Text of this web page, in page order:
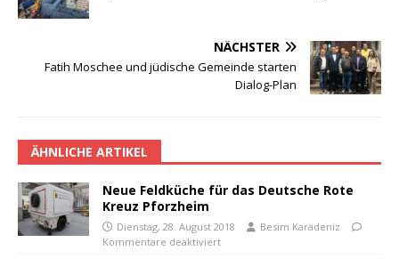
NÄCHSTER
Fatih Moschee und jüdische Gemeinde starten
Dialog-Plan
ÄHNLICHE ARTIKEL
Neue Feldküche für das Deutsche Rote
Kreuz Pforzheim
Dienstag, 28. August 2018
Besim Karadeniz
Kommentare deaktiviert